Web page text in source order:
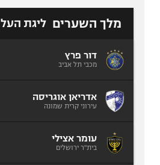
מלך השערים ליגת העל
דור פרץ
מכבי תל אביב
אדריאן אוגריסה
עירוני קרית שמונה
עומר אצילי
בית"ר ירושלים